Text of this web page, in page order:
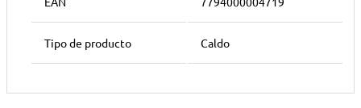
EAN 7794000004719
Tipo de producto Caldo